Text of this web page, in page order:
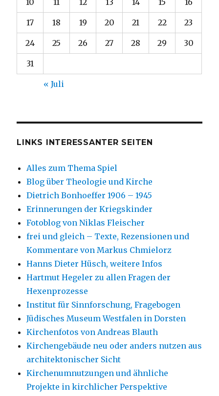
10 11 12 13 14 15 16
17 18 19 20 21 22 23
24 25 26 27 28 29 30
31
« Juli
LINKS INTERESSANTER SEITEN
Alles zum Thema Spiel
Blog über Theologie und Kirche
Dietrich Bonhoeffer 1906 – 1945
Erinnerungen der Kriegskinder
Fotoblog von Niklas Fleischer
frei und gleich – Texte, Rezensionen und
Kommentare von Markus Chmielorz
Hanns Dieter Hüsch, weitere Infos
Hartmut Hegeler zu allen Fragen der
Hexenprozesse
Institut für Sinnforschung, Fragebogen
Jüdisches Museum Westfalen in Dorsten
Kirchenfotos von Andreas Blauth
Kirchengebäude neu oder anders nutzen aus
architektonischer Sicht
Kirchenumnutzungen und ähnliche
Projekte in kirchlicher Perspektive